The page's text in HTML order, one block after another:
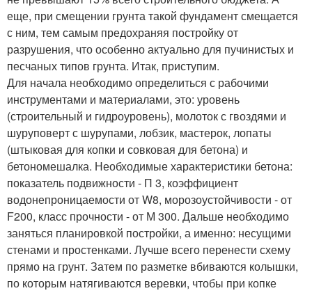
еще, при смещении грунта такой фундамент смещается
с ним, тем самым предохраняя постройку от
разрушения, что особенно актуально для пучинистых и
песчаных типов грунта. Итак, приступим.
Для начала необходимо определиться с рабочими
инструментами и материалами, это: уровень
(строительный и гидроуровень), молоток с гвоздями и
шуруповерт с шурупами, лобзик, мастерок, лопаты
(штыковая для копки и совковая для бетона) и
бетономешалка. Необходимые характеристики бетона:
показатель подвижности - П 3, коэффициент
водонепроницаемости от W8, морозоустойчивости - от
F200, класс прочности - от М 300. Дальше необходимо
заняться планировкой постройки, а именно: несущими
стенами и простенками. Лучше всего перенести схему
прямо на грунт. Затем по разметке вбиваются колышки,
по которым натягиваются веревки, чтобы при копке